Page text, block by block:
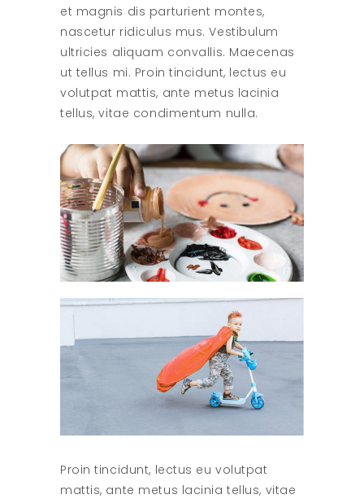
et magnis dis parturient montes,
nascetur ridiculus mus. Vestibulum
ultricies aliquam convallis. Maecenas
ut tellus mi. Proin tincidunt, lectus eu
volutpat mattis, ante metus lacinia
tellus, vitae condimentum nulla.
Proin tincidunt, lectus eu volutpat
mattis, ante metus lacinia tellus, vitae